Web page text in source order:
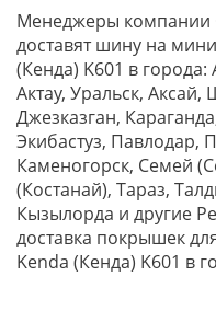
Менеджеры компании
доставят шину на
(Кенда) K601 в города:
Актау, Уральск,
Джезказган,
Экибастуз, Павлодар,
Каменогорск, Семей
(Костанай), Тараз,
Кызылорда и другие
доставка покрышек
Kenda (Кенда) K601 в